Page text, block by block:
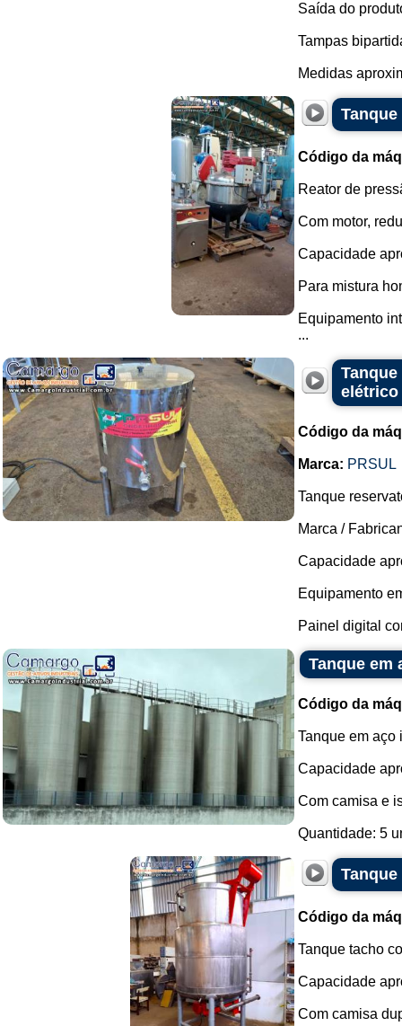
Saída do
Tampas
Medidas
Código da
Reator de
Com motor,
Capacidade
Para mistura
Equipamento
...
elétrico
Código da
Marca: PRSUL
Tanque
Marca /
Capacidade
Equipamento
Painel digital
Tanque em
Código da
Tanque em aço
Capacidade
Com camisa e
Quantidade: 5
Código da
Tanque tacho
Capacidade
Com camisa